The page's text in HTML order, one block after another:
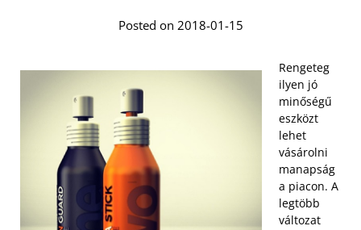
Posted on 2018-01-15
Rengeteg
ilyen jó
minőségű
eszközt
lehet
vásárolni
manapság
a piacon. A
legtöbb
változat